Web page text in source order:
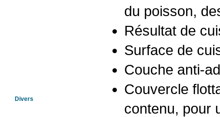
Divers
du poisson,
Résultat de
Surface de
Couche anti-
Couvercle
contenu, pour